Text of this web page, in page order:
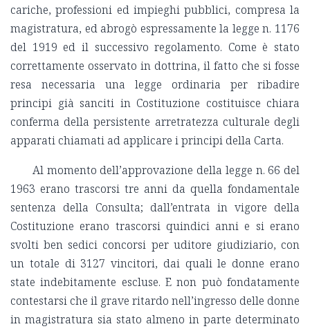
cariche, professioni ed impieghi pubblici, compresa la
magistratura, ed abrogò espressamente la legge n. 1176
del 1919 ed il successivo regolamento. Come è stato
correttamente osservato in dottrina, il fatto che si fosse
resa necessaria una legge ordinaria per ribadire
principi già sanciti in Costituzione costituisce chiara
conferma della persistente arretratezza culturale degli
apparati chiamati ad applicare i principi della Carta.
Al momento dell’approvazione della legge n. 66 del
1963 erano trascorsi tre anni da quella fondamentale
sentenza della Consulta; dall’entrata in vigore della
Costituzione erano trascorsi quindici anni e si erano
svolti ben sedici concorsi per uditore giudiziario, con
un totale di 3127 vincitori, dai quali le donne erano
state indebitamente escluse. E non può fondatamente
contestarsi che il grave ritardo nell’ingresso delle donne
in magistratura sia stato almeno in parte determinato